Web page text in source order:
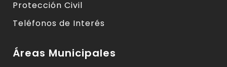
Protección Civil
Teléfonos de Interés
Áreas Municipales